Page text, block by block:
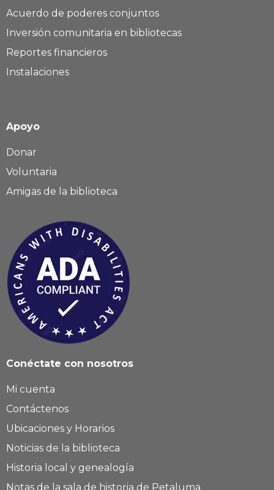
Acuerdo de poderes conjuntos
Inversión comunitaria en bibliotecas
Reportes financieros
Instalaciones
Apoyo
Donar
Voluntaria
Amigas de la biblioteca
Conéctate con nosotros
Mi cuenta
Contáctenos
Ubicaciones y Horarios
Noticias de la biblioteca
Historia local y genealogía
Notas de la sala de historia de Petaluma